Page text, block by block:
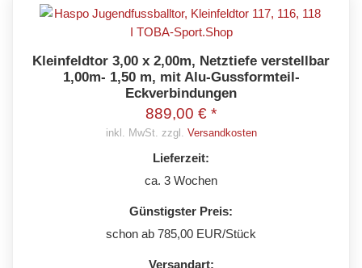
Kleinfeldtor 3,00 x 2,00m, Netztiefe verstellbar
1,00m- 1,50 m, mit Alu-Gussformteil-
Eckverbindungen
889,00 € *
inkl. MwSt. zzgl. Versandkosten
Lieferzeit:
ca. 3 Wochen
Günstigster Preis:
schon ab 785,00 EUR/Stück
Versandart: